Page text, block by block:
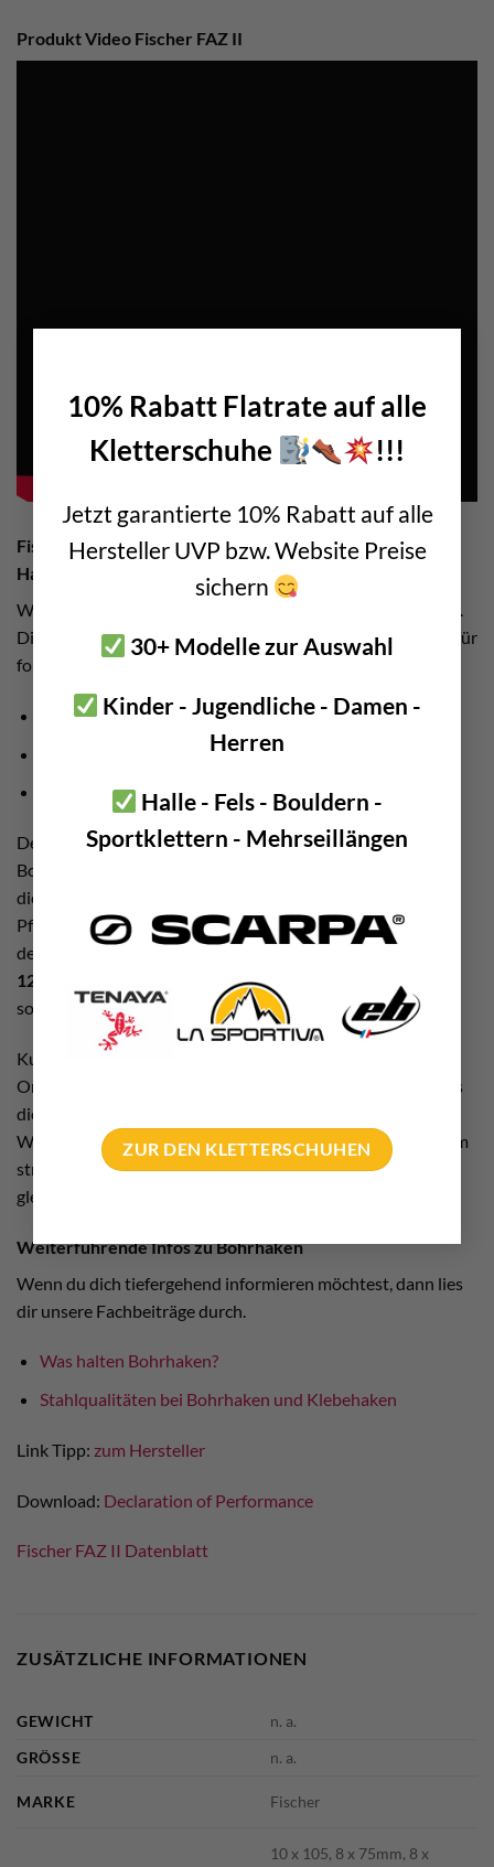
10% Rabatt Flatrate auf alle
Kletterschuhe
!!!
Jetzt garantierte 10% Rabatt auf alle
Hersteller UVP bzw. Website Preise
sichern
30+ Modelle zur Auswahl
Kinder - Jugendliche - Damen -
Herren
Halle - Fels - Bouldern -
Sportklettern - Mehrseillängen
ZUR DEN KLETTERSCHUHEN
Produkt Video Fischer FAZ II
Fischer FAZ II Bolzenanker – Hinweis für Klettergarten
Halter
Wer in der Rolle eines Klettergartenhalters sollte beachten.
Dieser Bohrhaken ist in seiner 10mm bzw. 12mm Variante für
folgende Einsatzbereiche perfekt geeignet.
Klettergarten Errichtung
Sanierung Klettergarten
Klettergarten Wartung
Denn in Kombination mit den entsprechenden
Bohrhakenlaschen bzw.
die
Pflichten von Klettergartenhaltern gehört die Anwendung
des Durchschnittsmaßes. Die Verwendung von
12mm
Bohrhaken aus A4 Stahl ist derzeit dieses Maß und
sollte unbedingt beachtet werden.
Kurzum. Erstens unbedingt die passenden Bohrhaken in
Originalpackung mit allen Spezifikationen kaufen. Zweitens
die Montage in der Baudokumentation bzw. im
Wartungsbuch entsprechend dokumentieren. Drittens beim
strikt empfohlenen jährlichen Klettergarten Check nur die
gleichen Bohrhaken nach bestücken.
Weiterführende Infos zu Bohrhaken
Wenn du dich tiefergehend informieren möchtest, dann lies
dir unsere Fachbeiträge durch.
Was halten Bohrhaken?
Stahlqualitäten bei Bohrhaken und Klebehaken
Link Tipp: zum Hersteller
Download: Declaration of Performance
Fischer FAZ II Datenblatt
ZUSÄTZLICHE INFORMATIONEN
GEWICHT
n. a.
GRÖSSE
n. a.
MARKE Fischer
10 x 105, 8 x 75mm, 8 x